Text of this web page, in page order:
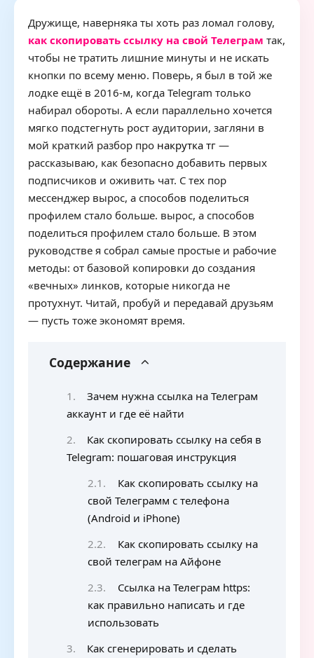
Дружище, наверняка ты хоть раз ломал голову,
как скопировать ссылку на свой Телеграм так,
чтобы не тратить лишние минуты и не искать
кнопки по всему меню. Поверь, я был в той же
лодке ещё в 2016‑м, когда Telegram только
набирал обороты. А если параллельно хочется
мягко подстегнуть рост аудитории, загляни в
мой краткий разбор про накрутка тг —
рассказываю, как безопасно добавить первых
подписчиков и оживить чат. С тех пор
мессенджер вырос, а способов поделиться
профилем стало больше. вырос, а способов
поделиться профилем стало больше. В этом
руководстве я собрал самые простые и рабочие
методы: от базовой копировки до создания
«вечных» линков, которые никогда не
протухнут. Читай, пробуй и передавай друзьям
— пусть тоже экономят время.
Содержание
Зачем нужна ссылка на Телеграм
аккаунт и где её найти
Как скопировать ссылку на себя в
Telegram: пошаговая инструкция
Как скопировать ссылку на
свой Телеграмм с телефона
(Android и iPhone)
Как скопировать ссылку на
свой телеграм на Айфоне
Ссылка на Телеграм https:
как правильно написать и где
использовать
Как сгенерировать и сделать